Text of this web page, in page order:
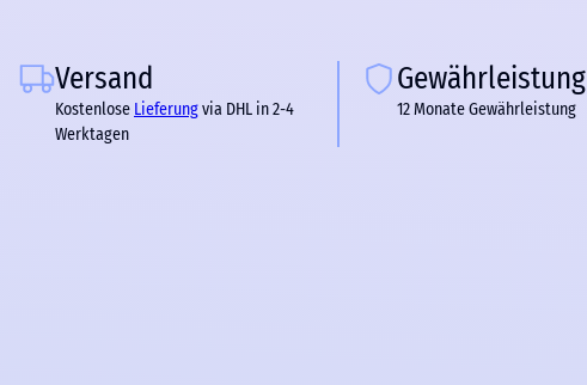
Versand
Kostenlose Lieferungvia DHL in 2-4
Werktagen
Gewährleistung
12 Monate Gewährleistung